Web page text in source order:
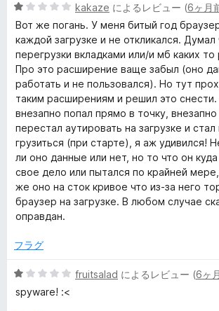
中
1
の
評
価
5
段
階
中
1
の
評
価
kakaze によるレビュー (6ヶ月
Вот же погань. У меня битый год
каждой загрузке и не откликался. Думал
перегрузки вкладками или/и мб каких
Про это расширение ваще забыл (оно
работать и не пользовался). Но тут
таким расширениям и решил это снести.
внезапно попал прямо в точку,
перестал аутировать на загрузке и
грузиться (при старте), я аж удивился!
ли оно данные или нет, но то что он
свое дело или пытался по крайней
же оно на сток кривое что из-за него
браузер на загрузке. В любом случае
оправдан.
フラグ
5
段
fruitsalad によるレビュー (6ヶ
spyware! :<